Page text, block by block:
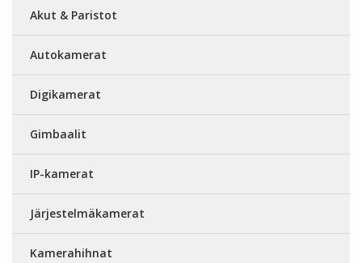
Akut & Paristot
Autokamerat
Digikamerat
Gimbaalit
IP-kamerat
Järjestelmäkamerat
Kamerahihnat